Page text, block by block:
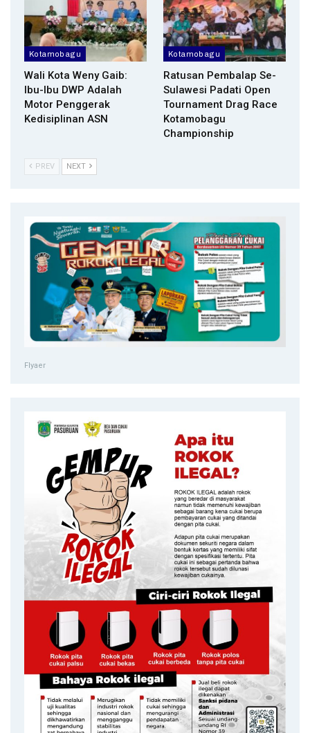
Kotamobagu
Wali Kota Weny Gaib:
Ibu-Ibu DWP Adalah
Motor Penggerak
Kedisiplinan ASN
Kotamobagu
Ratusan Pembalap Se-
Sulawesi Padati Open
Tournament Drag Race
Kotamobagu
Championship
PREV NEXT
Flyaer